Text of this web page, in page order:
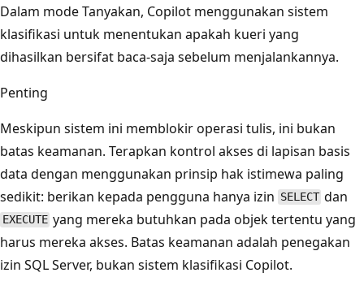
Dalam mode Tanyakan, Copilot menggunakan sistem
klasifikasi untuk menentukan apakah kueri yang
dihasilkan bersifat baca-saja sebelum menjalankannya.
Penting
Meskipun sistem ini memblokir operasi tulis, ini bukan
batas keamanan. Terapkan kontrol akses di lapisan basis
data dengan menggunakan prinsip hak istimewa paling
sedikit: berikan kepada pengguna hanya izin SELECT dan
EXECUTE yang mereka butuhkan pada objek tertentu yang
harus mereka akses. Batas keamanan adalah penegakan
izin SQL Server, bukan sistem klasifikasi Copilot.